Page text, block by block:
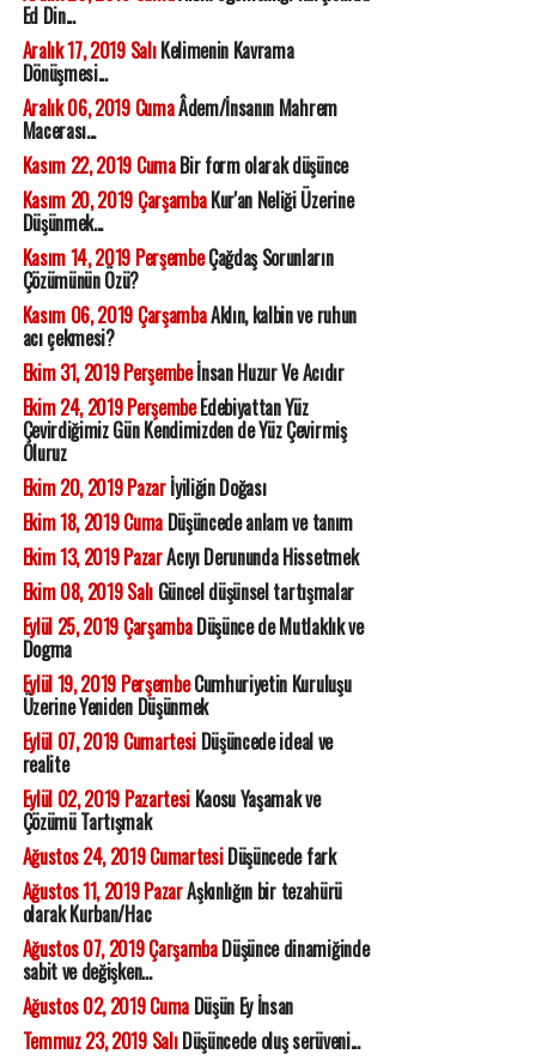
Ed Din...
Aralık 17, 2019 SalıKelimenin Kavrama
Dönüşmesi...
Aralık 06, 2019 CumaÂdem/İnsanın Mahrem
Macerası...
Kasım 22, 2019 CumaBir form olarak düşünce
Kasım 20, 2019 ÇarşambaKur'an Neliği Üzerine
Düşünmek...
Kasım 14, 2019 PerşembeÇağdaş Sorunların
Çözümünün Özü?
Kasım 06, 2019 ÇarşambaAklın, kalbin ve ruhun
acı çekmesi?
Ekim 31, 2019 Perşembeİnsan Huzur Ve Acıdır
Ekim 24, 2019 PerşembeEdebiyattan Yüz
Çevirdiğimiz Gün Kendimizden de Yüz Çevirmiş
Oluruz
Ekim 20, 2019 Pazarİyiliğin Doğası
Ekim 18, 2019 CumaDüşüncede anlam ve tanım
Ekim 13, 2019 PazarAcıyı Derununda Hissetmek
Ekim 08, 2019 SalıGüncel düşünsel tartışmalar
Eylül 25, 2019 ÇarşambaDüşünce de Mutlaklık ve
Dogma
Eylül 19, 2019 PerşembeCumhuriyetin Kuruluşu
Üzerine Yeniden Düşünmek
Eylül 07, 2019 CumartesiDüşüncede ideal ve
realite
Eylül 02, 2019 PazartesiKaosu Yaşamak ve
Çözümü Tartışmak
Ağustos 24, 2019 CumartesiDüşüncede fark
Ağustos 11, 2019 PazarAşkınlığın bir tezahürü
olarak Kurban/Hac
Ağustos 07, 2019 ÇarşambaDüşünce dinamiğinde
sabit ve değişken...
Ağustos 02, 2019 CumaDüşün Ey İnsan
Temmuz 23, 2019 SalıDüşüncede oluş serüveni...